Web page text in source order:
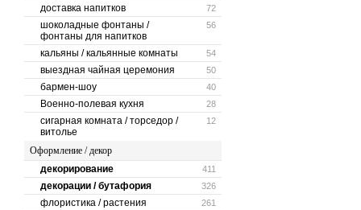
72
доставка напитков
56
шоколадные фонтаны /
фонтаны для напитков
54
кальяны / кальянные комнаты
50
выездная чайная церемония
40
бармен-шоу
28
Военно-полевая кухня
12
сигарная комната / торседор /
витолье
Оформление / декор
411
декорирование
326
декорации / бутафория
261
флористика / растения